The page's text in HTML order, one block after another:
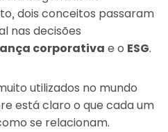
dois conceitos passaram
nas decisões
corporativa e o ESG.
utilizados no mundo
está claro o que cada um
se relacionam.